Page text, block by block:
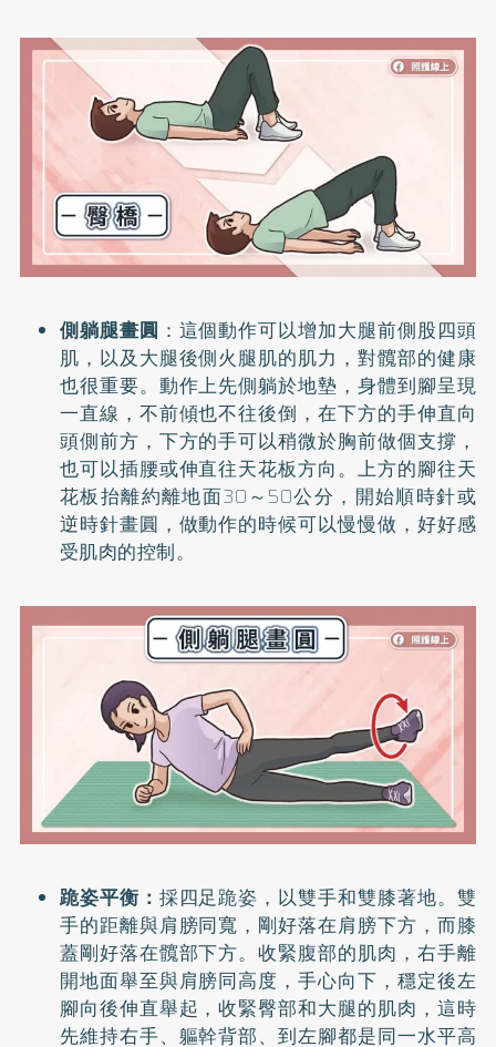
側躺腿畫圓 ：這個動作可以增加大腿前側股四頭
肌，以及大腿後側火腿肌的肌力，對髖部的健康
也很重要。動作上先側躺於地墊，身體到腳呈現
一直線，不前傾也不往後倒，在下方的手伸直向
頭側前方，下方的手可以稍微於胸前做個支撐，
也可以插腰或伸直往天花板方向。上方的腳往天
花板抬離約離地面30～50公分，開始順時針或
逆時針畫圓，做動作的時候可以慢慢做，好好感
受肌肉的控制。
跪姿平衡： 採四足跪姿，以雙手和雙膝著地。雙
手的距離與肩膀同寬，剛好落在肩膀下方，而膝
蓋剛好落在髖部下方。收緊腹部的肌肉，右手離
開地面舉至與肩膀同高度，手心向下，穩定後左
腳向後伸直舉起，收緊臀部和大腿的肌肉，這時
先維持右手、軀幹背部、到左腳都是同一水平高